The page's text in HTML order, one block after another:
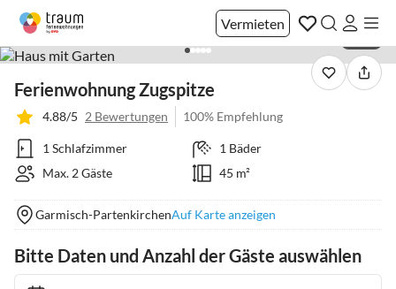
Vermieten
Ferienwohnung Zugspitze
4.88/5 2 Bewertungen 100% Empfehlung
1 Schlafzimmer
1 Bäder
Max. 2 Gäste
45 m²
Garmisch-PartenkirchenAuf Karte anzeigen
Bitte Daten und Anzahl der Gäste auswählen